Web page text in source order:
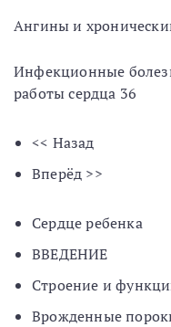
Ангины и
Инфекционные
работы сердца 36
<< Назад
Вперёд >>
Сердце ребенка
ВВЕДЕНИЕ
Строение и
Врожденные